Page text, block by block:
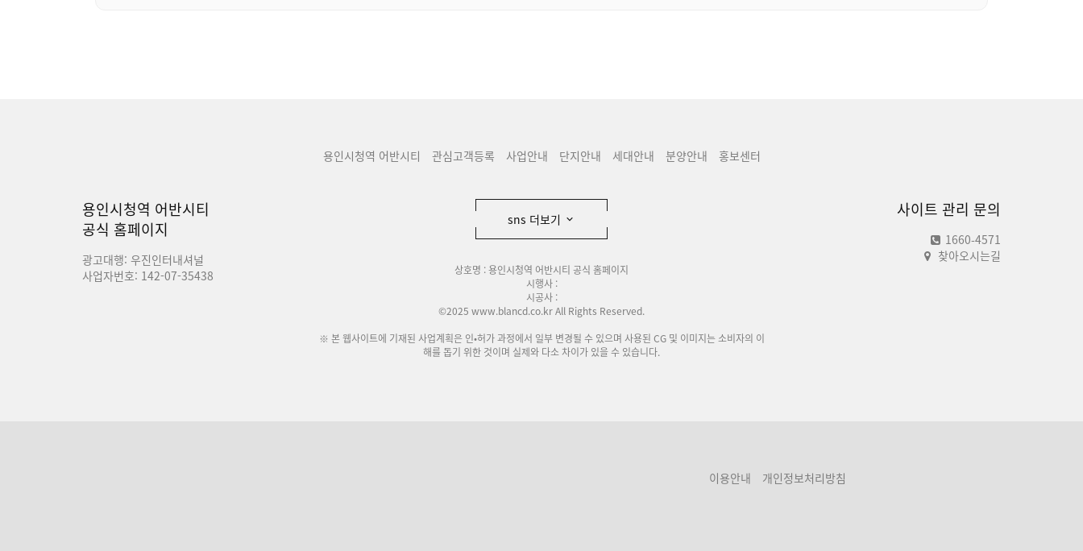
용인시청역 어반시티 관심고객등록 사업안내 단지안내 세대안내 분양안내 홍보센터
용인시청역 어반시티
공식 홈페이지
광고대행: 우진인터내셔널
사업자번호: 142-07-35438
사이트 관리 문의
1660-4571
찾아오시는길
sns 더보기
상호명 : 용인시청역 어반시티 공식 홈페이지
시행사 :
시공사 :
©2025 www.blancd.co.kr All Rights Reserved.
※ 본 웹사이트에 기재된 사업계획은 인•허가 과정에서 일부 변경될 수 있으며 사용된 CG 및 이미지는 소비자의 이
해를 돕기 위한 것이며 실제와 다소 차이가 있을 수 있습니다.
이용안내 개인정보처리방침